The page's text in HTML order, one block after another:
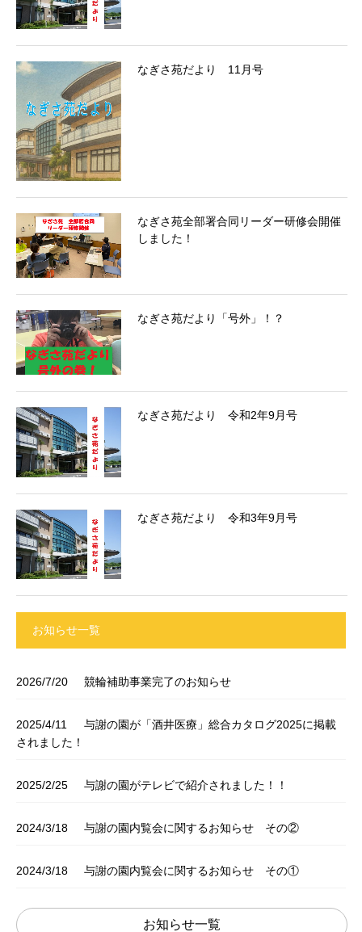
なぎさ苑だより 11月号
なぎさ苑全部署合同リーダー研修会開催
しました！
なぎさ苑だより「号外」！？
なぎさ苑だより 令和2年9月号
なぎさ苑だより 令和3年9月号
お知らせ一覧
2026/7/20 競輪補助事業完了のお知らせ
2025/4/11
与謝の園が「酒井医療」総合カタログ2025に掲載
されました！
2025/2/25 与謝の園がテレビで紹介されました！！
2024/3/18 与謝の園内覧会に関するお知らせ その②
2024/3/18 与謝の園内覧会に関するお知らせ その①
お知らせ一覧